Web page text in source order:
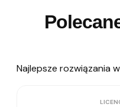
Najlepsze rozwiązania